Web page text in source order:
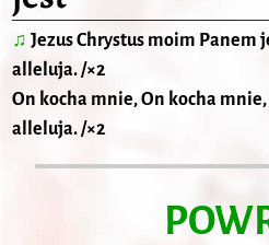
♫ Jezus Chrystus moim Panem
alleluja. /×2
On kocha mnie, On kocha mnie,
alleluja. /×2